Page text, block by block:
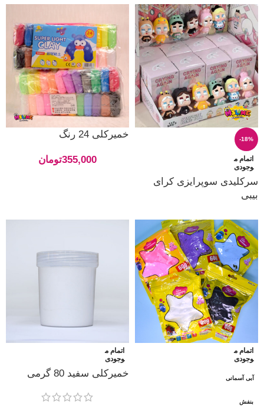
-18%
اتمام م
وجودی
سرکلیدی سوپرایزی کرای
بیبی
خمیرکلی 24 رنگ
355,000تومان
اتمام م
وجودی
آبی آسمانی
بنفش
اتمام م
وجودی
خمیرکلی سفید 80 گرمی